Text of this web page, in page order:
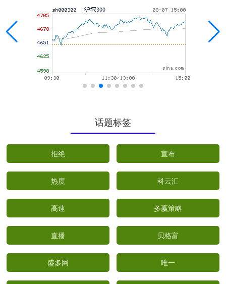
话题标签
拒绝 宣布
热度 科云汇
高速 多赢策略
直播 贝格富
盛多网 唯一